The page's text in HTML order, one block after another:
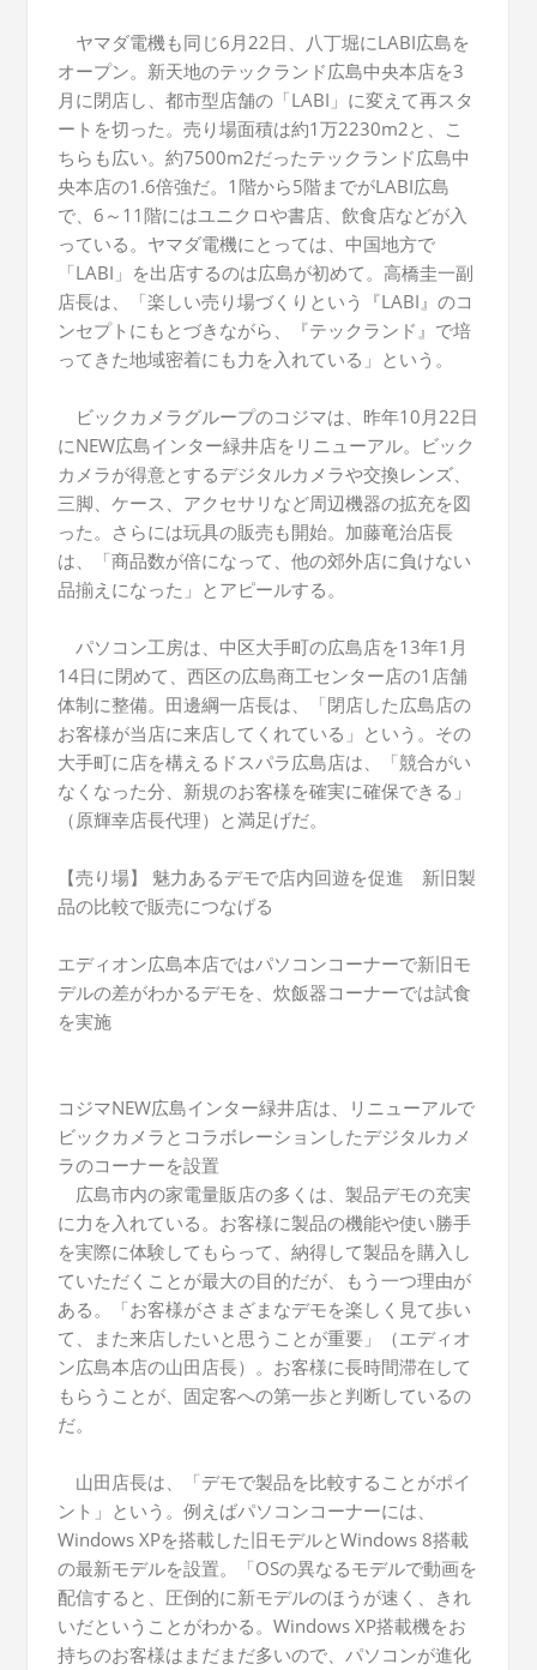
ヤマダ電機も同じ6月22日、八丁堀にLABI広島を
オープン。新天地のテックランド広島中央本店を3
月に閉店し、都市型店舗の「LABI」に変えて再スタ
ートを切った。売り場面積は約1万2230m2と、こ
ちらも広い。約7500m2だったテックランド広島中
央本店の1.6倍強だ。1階から5階までがLABI広島
で、6～11階にはユニクロや書店、飲食店などが入
っている。ヤマダ電機にとっては、中国地方で
「LABI」を出店するのは広島が初めて。高橋圭一副
店長は、「楽しい売り場づくりという『LABI』のコ
ンセプトにもとづきながら、『テックランド』で培
ってきた地域密着にも力を入れている」という。
ビックカメラグループのコジマは、昨年10月22日
にNEW広島インター緑井店をリニューアル。ビック
カメラが得意とするデジタルカメラや交換レンズ、
三脚、ケース、アクセサリなど周辺機器の拡充を図
った。さらには玩具の販売も開始。加藤竜治店長
は、「商品数が倍になって、他の郊外店に負けない
品揃えになった」とアピールする。
パソコン工房は、中区大手町の広島店を13年1月
14日に閉めて、西区の広島商工センター店の1店舗
体制に整備。田邊綱一店長は、「閉店した広島店の
お客様が当店に来店してくれている」という。その
大手町に店を構えるドスパラ広島店は、「競合がい
なくなった分、新規のお客様を確実に確保できる」
（原輝幸店長代理）と満足げだ。
【売り場】 魅力あるデモで店内回遊を促進 新旧製
品の比較で販売につなげる
エディオン広島本店ではパソコンコーナーで新旧モ
デルの差がわかるデモを、炊飯器コーナーでは試食
を実施
コジマNEW広島インター緑井店は、リニューアルで
ビックカメラとコラボレーションしたデジタルカメ
ラのコーナーを設置
広島市内の家電量販店の多くは、製品デモの充実
に力を入れている。お客様に製品の機能や使い勝手
を実際に体験してもらって、納得して製品を購入し
ていただくことが最大の目的だが、もう一つ理由が
ある。「お客様がさまざまなデモを楽しく見て歩い
て、また来店したいと思うことが重要」（エディオ
ン広島本店の山田店長）。お客様に長時間滞在して
もらうことが、固定客への第一歩と判断しているの
だ。
山田店長は、「デモで製品を比較することがポイ
ント」という。例えばパソコンコーナーには、
Windows XPを搭載した旧モデルとWindows 8搭載
の最新モデルを設置。「OSの異なるモデルで動画を
配信すると、圧倒的に新モデルのほうが速く、きれ
いだということがわかる。Windows XP搭載機をお
持ちのお客様はまだまだ多いので、パソコンが進化